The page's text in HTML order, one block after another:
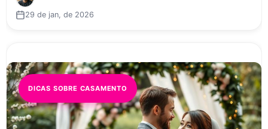
29 de jan, de 2026
DICAS SOBRE CASAMENTO